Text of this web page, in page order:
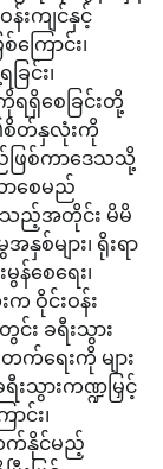
းကျင်နှင့်
ောင်း၊
ြင်း၊
ရှိစေခြင်းတို့
၏စိတ်နှလုံးကို
ဖြစ်ကာဒေသသို့
ာစေမည်
သည့်အတိုင်း မိမိ
များ၊ ရိုးရာ
စေရေး၊
ဝိုင်းဝန်း
င်း ခရီးသွား
တက်ရေးကို များ
သွားကဏ္ဍမြှင့်
င်း၊
တက်နိုင်မည့်